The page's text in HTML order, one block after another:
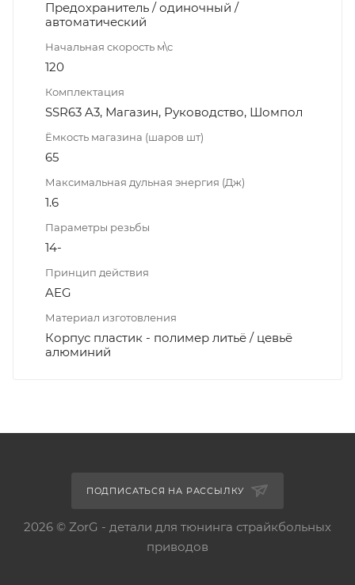
Предохранитель / одиночный /
автоматический
Начальная скорость м\с
120
Комплектация
SSR63 A3, Магазин, Руководство, Шомпол
Ёмкость магазина (шаров шт)
65
Максимальная дульная энергия (Дж)
1.6
Параметры резьбы
14-
Принцип действия
AEG
Материал изготовления
Корпус пластик - полимер литьё / цевьё
алюминий
ПОДПИСАТЬСЯ НА РАССЫЛКУ
2026 © ZorG - детали для тюнинга страйкбольных
приводов